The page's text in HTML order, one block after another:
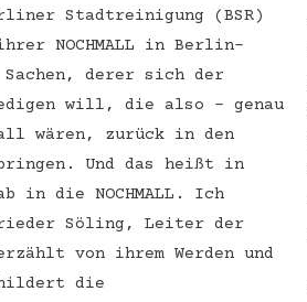
Stadtreinigung (BSR)
NOCHMALL in Berlin-
derer sich der
will, die also – genau
wären, zurück in den
Und das heißt in
in die NOCHMALL. Ich
Söling, Leiter der
erzählt von ihrem Werden und
die